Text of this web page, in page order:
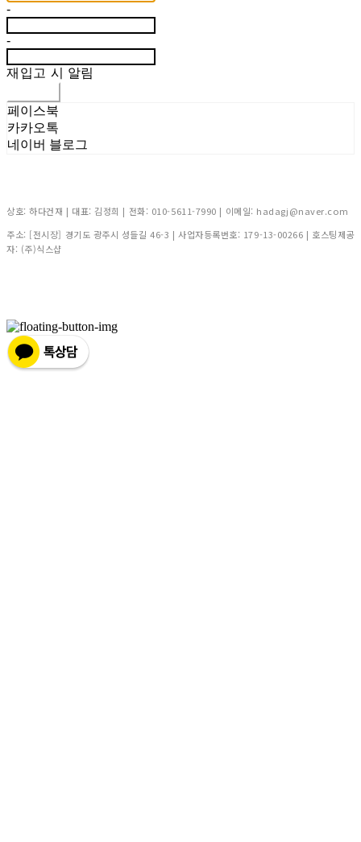
-
-
재입고 시 알림
페이스북
카카오톡
네이버 블로그
상호: 하다건재 | 대표: 김정희 | 전화: 010-5611-7990 | 이메일: hadagj@naver.com
주소: [전시장] 경기도 광주시 성들길 46-3 | 사업자등록번호: 179-13-00266 | 호스팅제공
자: (주)식스샵